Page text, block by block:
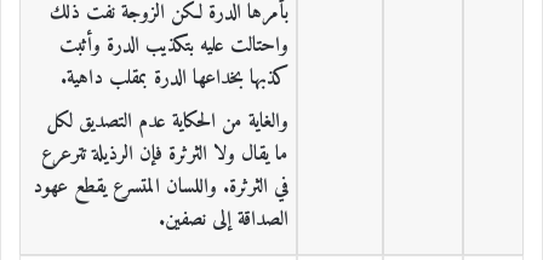
بأمرها الدرة لكن الزوجة نفت ذلك
واحتالت عليه بتكذيب الدرة وأثبت
كذبها بخداعها الدرة بمقلب داهية.
والغاية من الحكاية عدم التصديق لكل
ما يقال ولا الثرثرة فإن الرذيلة تترعرع
في الثرثرة. واللسان المتسرع يقطع عهود
الصداقة إلى نصفين.